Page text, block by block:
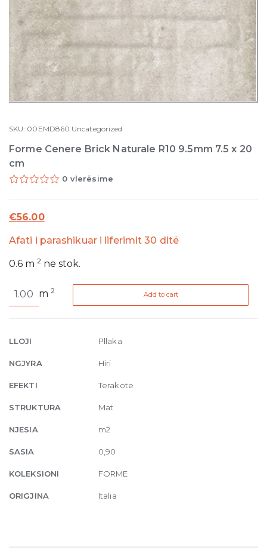
SKU: 00EMD860 Uncategorized
Forme Cenere Brick Naturale R10 9.5mm 7.5 x 20
cm
0 vlerësime
€56.00
Afati i parashikuar i liferimit 30 ditë
0.6 m2 në stok.
Cenere
R10
7.5
x
cm
quantity
m2 Add to cart
LLOJI Pllaka
NGJYRA Hiri
EFEKTI Terakote
STRUKTURA Mat
NJESIA m2
SASIA 0,90
KOLEKSIONI FORME
ORIGJINA Italia